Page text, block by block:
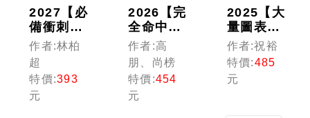
2027【必
備衝刺題
庫書】流
體力學與
流體機械
重點統整
+高分題
作者:林柏
超
特價:393
元
2026【完
全命中必
考重
點！】國
文〔十九
版〕（國
民營／台
作者:高
朋、尚榜
特價:454
元
2025【大
量圖表解
說】機械
原理(含
概要與大
意)奪分
作者:祝裕
特價:485
元